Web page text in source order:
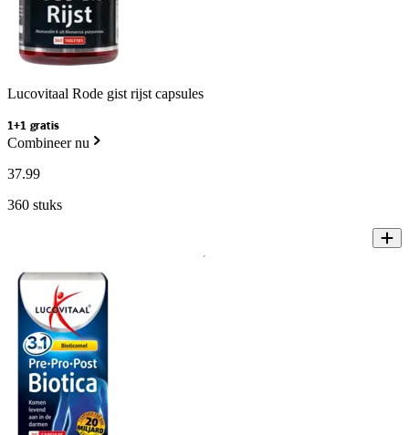
Lucovitaal Rode gist rijst capsules
1+1 gratis
Combineer nu
37.99
360 stuks